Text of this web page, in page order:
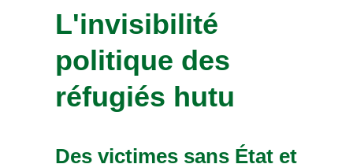
L'invisibilité
politique des
réfugiés hutu
Des victimes sans État et